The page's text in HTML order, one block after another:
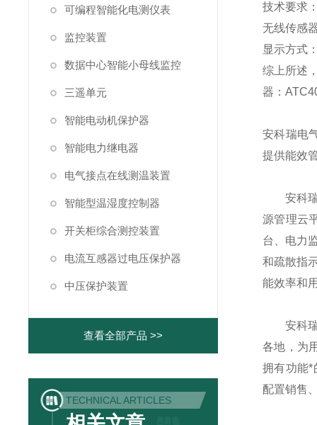
技术要求
无线传感
显示方式
综上所述
器：
安科瑞电
提供能效
安科瑞
源管理云
台、电力
和疏散指
能效率和
安科瑞
各地，为
拥有功能*
配置销售
可编程智能化电测仪表
监控装置
数据中心智能小母线监控
三遥单元
智能电动机保护器
智能电力继电器
电气接点在线测温装置
智能型温湿度控制器
开关柜综合测控装置
电流互感器过电压保护器
中压保护装置
查看全部产品 >>
TECHNICAL ARTICLES